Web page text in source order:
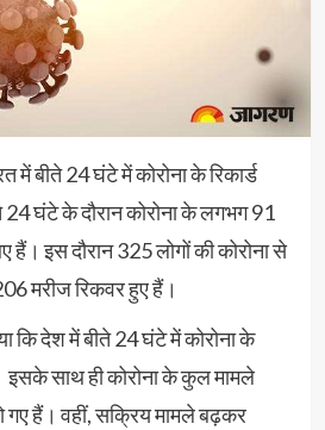
में बीते 24 घंटे में कोरोना के रिकार्ड
घंटे के दौरान कोरोना के लगभग 91
इस दौरान 325 लोगों की कोरोना से
मरीज रिकवर हुए हैं।
कि देश में बीते 24 घंटे में कोरोना के
साथ ही कोरोना के कुल मामले
हैं। वहीं, सक्रिय मामले बढ़कर